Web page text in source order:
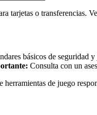
tarjetas o transferencias.
básicos de
Consulta con un
de juego